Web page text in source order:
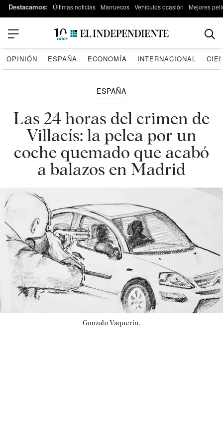
Destacamos: Últimas noticias Marruecos Vehículos ocasión Mejores
OPINIÓN ESPAÑA ECONOMÍA INTERNACIONAL
ESPAÑA
Las 24 horas del crimen de
Villacís: la pelea por un
coche quemado que acabó
a balazos en Madrid
Gonzalo Vaquerín.